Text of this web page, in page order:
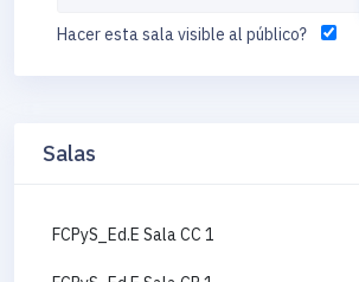
Hacer esta sala visible al público?
Salas
FCPyS_Ed.E Sala CC 1